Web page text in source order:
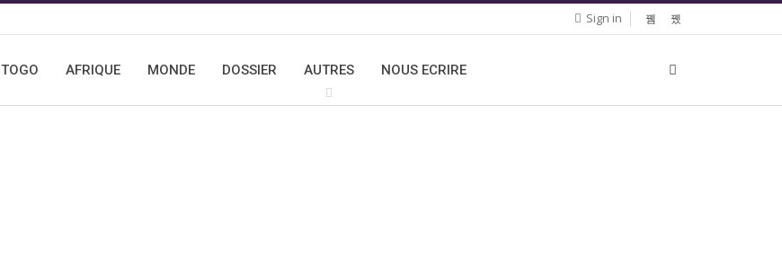
Sign in
TOGO AFRIQUE MONDE DOSSIER AUTRES NOUS ECRIRE